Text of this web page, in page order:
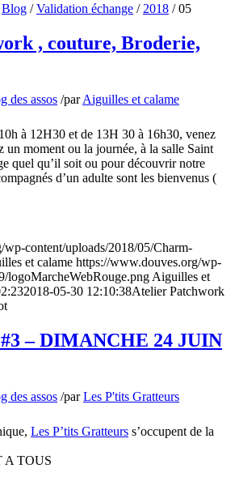
Blog / Validation échange / 2018 / 05
, couture, Broderie,
des assos /parAiguilles et calame
à 12H30 et de 13H 30 à 16h30, venez
un moment ou la journée, à la salle Saint
quel qu’il soit ou pour découvrir notre
d’un adulte sont les bienvenus (
content/uploads/2018/05/Charm-
et calame https://www.douves.org/wp-
logoMarcheWebRouge.png Aiguilles et
2018-05-30 12:10:38Atelier Patchwork
– DIMANCHE 24 JUIN
des assos /parLes P'tits Gratteurs
Les P’tits Gratteurs s’occupent de la
A TOUS